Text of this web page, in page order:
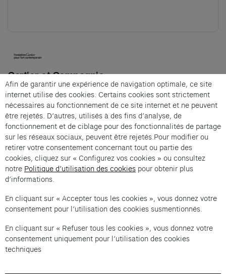
Cartier et Compagnie
Répertoire N°1 : Yves Saint-Laurent 1971, la
Collection du scandale, Olivier Saillard is an offer
from Cartier et Compagnie .
Imprint of the organizer(opens in a new tab)
Data privacy of the organizer(opens in
General terms and conditions of the organizer
Cookie settings (opens in a new tab)
Data privacy policy (opens in a new tab)
Accessibility
Support(opens in a new tab)
Afin de garantir une expérience de navigation optimale, ce site
internet utilise des cookies. Certains cookies sont strictement
nécessaires au fonctionnement de ce site internet et ne peuvent
être rejetés. D’autres, utilisés à des fins d’analyse, de
fonctionnement et de ciblage pour des fonctionnalités de partage
sur les réseaux sociaux, peuvent être rejetés.Pour modifier ou
retirer votre consentement concernant tout ou partie des
cookies, cliquez sur « Configurez vos cookies » ou consultez
notre Politique d’utilisation des cookies pour obtenir plus
d’informations.
En cliquant sur « Accepter tous les cookies », vous donnez votre
consentement pour l’utilisation des cookies susmentionnés.
En cliquant sur « Refuser tous les cookies », vous donnez votre
consentement uniquement pour l’utilisation des cookies
techniques